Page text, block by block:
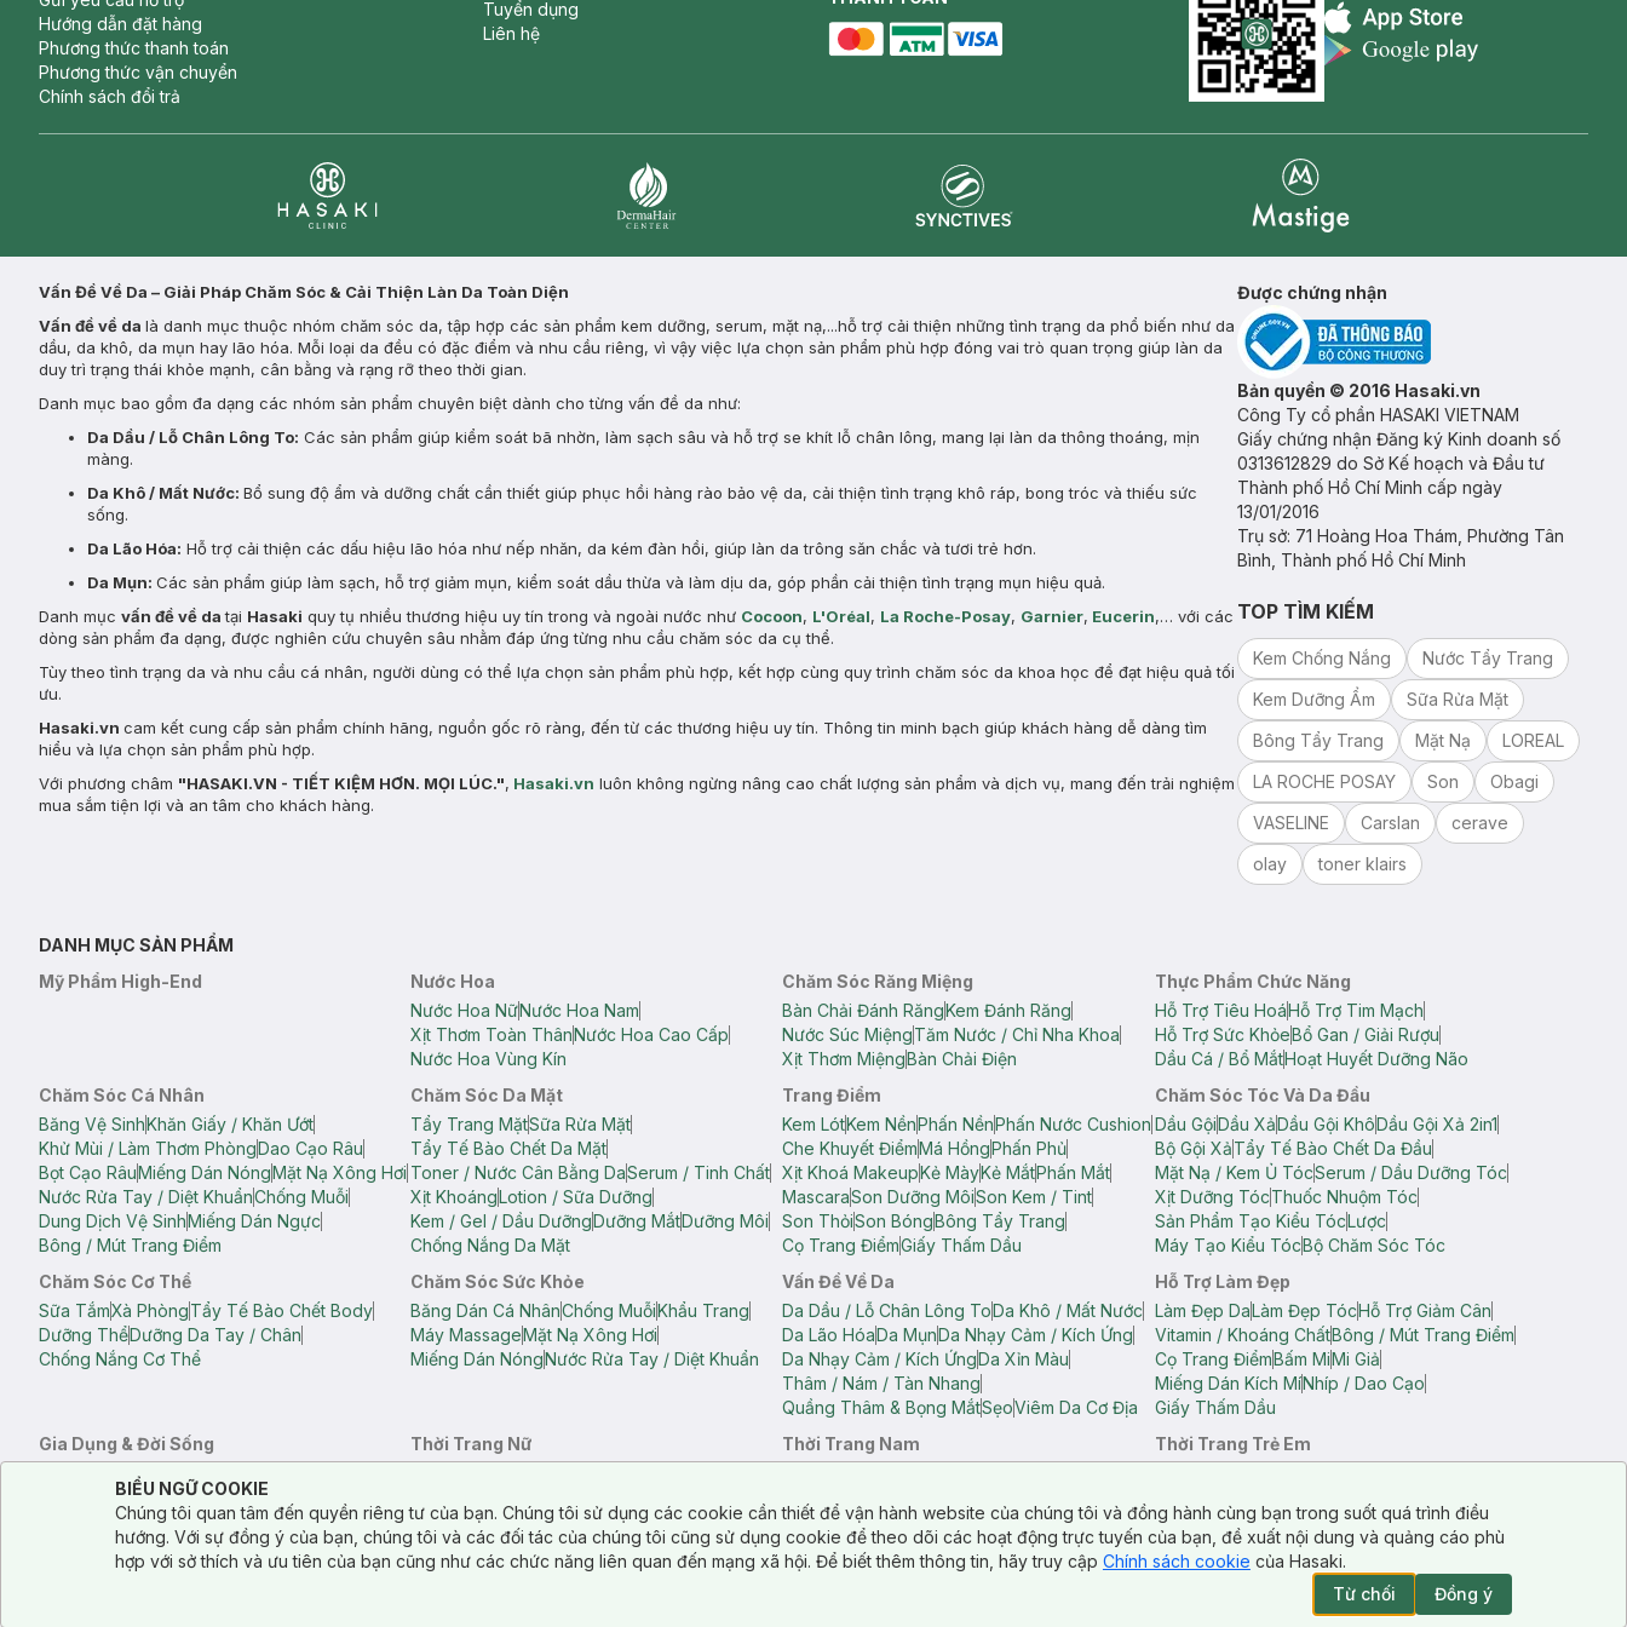
Hướng dẫn đặt hàng
Phương thức thanh toán
Phương thức vận chuyển
Chính sách đổi trả
Tuyển dụng
Liên hệ
Appstore icon
Vấn Đề Về Da – Giải Pháp Chăm Sóc & Cải Thiện Làn Da Toàn Diện
Vấn đề về da là danh mục thuộc nhóm chăm sóc da, tập hợp các sản phẩm kem dưỡng, serum, mặt nạ,...hỗ trợ cải thiện những tình trạng da phổ biến như da
dầu, da khô, da mụn hay lão hóa. Mỗi loại da đều có đặc điểm và nhu cầu riêng, vì vậy việc lựa chọn sản phẩm phù hợp đóng vai trò quan trọng giúp làn da
duy trì trạng thái khỏe mạnh, cân bằng và rạng rỡ theo thời gian.
Danh mục bao gồm đa dạng các nhóm sản phẩm chuyên biệt dành cho từng vấn đề da như:
Da Dầu / Lỗ Chân Lông To: Các sản phẩm giúp kiểm soát bã nhờn, làm sạch sâu và hỗ trợ se khít lỗ chân lông, mang lại làn da thông thoáng, mịn
màng.
Da Khô / Mất Nước: Bổ sung độ ẩm và dưỡng chất cần thiết giúp phục hồi hàng rào bảo vệ da, cải thiện tình trạng khô ráp, bong tróc và thiếu sức
sống.
Da Lão Hóa: Hỗ trợ cải thiện các dấu hiệu lão hóa như nếp nhăn, da kém đàn hồi, giúp làn da trông săn chắc và tươi trẻ hơn.
Da Mụn: Các sản phẩm giúp làm sạch, hỗ trợ giảm mụn, kiểm soát dầu thừa và làm dịu da, góp phần cải thiện tình trạng mụn hiệu quả.
Danh mục vấn đề về datại Hasaki quy tụ nhiều thương hiệu uy tín trong và ngoài nước như Cocoon, L'Oréal, La Roche-Posay, Garnier, Eucerin,… với các
dòng sản phẩm đa dạng, được nghiên cứu chuyên sâu nhằm đáp ứng từng nhu cầu chăm sóc da cụ thể.
Tùy theo tình trạng da và nhu cầu cá nhân, người dùng có thể lựa chọn sản phẩm phù hợp, kết hợp cùng quy trình chăm sóc da khoa học để đạt hiệu quả tối
ưu.
Hasaki.vn cam kết cung cấp sản phẩm chính hãng, nguồn gốc rõ ràng, đến từ các thương hiệu uy tín. Thông tin minh bạch giúp khách hàng dễ dàng tìm
hiểu và lựa chọn sản phẩm phù hợp.
Với phương châm "HASAKI.VN - TIẾT KIỆM HƠN. MỌI LÚC.", Hasaki.vn luôn không ngừng nâng cao chất lượng sản phẩm và dịch vụ, mang đến trải nghiệm
mua sắm tiện lợi và an tâm cho khách hàng.
Được chứng nhận
Bản quyền © 2016 Hasaki.vn
Công Ty cổ phần HASAKI VIETNAM
Giấy chứng nhận Đăng ký Kinh doanh số
0313612829 do Sở Kế hoạch và Đầu tư
Thành phố Hồ Chí Minh cấp ngày
13/01/2016
Trụ sở: 71 Hoàng Hoa Thám, Phường Tân
Bình, Thành phố Hồ Chí Minh
TOP TÌM KIẾM
Kem Chống Nắng
Nước Tẩy Trang
Kem Dưỡng Ẩm
Sữa Rửa Mặt
Bông Tẩy Trang
Mặt Nạ
LOREAL
LA ROCHE POSAY
Son
Obagi
VASELINE
Carslan
cerave
olay
toner klairs
DANH MỤC SẢN PHẨM
Mỹ Phẩm High-End
Nước Hoa
Nước Hoa NữNước Hoa Nam
Xịt Thơm Toàn ThânNước Hoa Cao Cấp
Nước Hoa Vùng Kín
Chăm Sóc Răng Miệng
Bàn Chải Đánh RăngKem Đánh Răng
Nước Súc MiệngTăm Nước / Chỉ Nha Khoa
Xịt Thơm MiệngBàn Chải Điện
Thực Phẩm Chức Năng
Hỗ Trợ Tiêu HoáHỗ Trợ Tim Mạch
Hỗ Trợ Sức KhỏeBổ Gan / Giải Rượu
Dầu Cá / Bổ MắtHoạt Huyết Dưỡng Não
Chăm Sóc Cá Nhân
Băng Vệ SinhKhăn Giấy / Khăn Ướt
Khử Mùi / Làm Thơm PhòngDao Cạo Râu
Bọt Cạo RâuMiếng Dán NóngMặt Nạ Xông Hơi
Nước Rửa Tay / Diệt KhuẩnChống Muỗi
Dung Dịch Vệ SinhMiếng Dán Ngực
Bông / Mút Trang Điểm
Chăm Sóc Da Mặt
Tẩy Trang MặtSữa Rửa Mặt
Tẩy Tế Bào Chết Da Mặt
Toner / Nước Cân Bằng DaSerum / Tinh Chất
Xịt KhoángLotion / Sữa Dưỡng
Kem / Gel / Dầu DưỡngDưỡng MắtDưỡng Môi
Chống Nắng Da Mặt
Trang Điểm
Kem LótKem NềnPhấn NềnPhấn Nước Cushion
Che Khuyết ĐiểmMá HồngPhấn Phủ
Xịt Khoá MakeupKẻ MàyKẻ MắtPhấn Mắt
MascaraSon Dưỡng MôiSon Kem / Tint
Son ThỏiSon BóngBông Tẩy Trang
Cọ Trang ĐiểmGiấy Thấm Dầu
Chăm Sóc Tóc Và Da Đầu
Dầu GộiDầu XảDầu Gội KhôDầu Gội Xả 2in1
Bộ Gội XảTẩy Tế Bào Chết Da Đầu
Mặt Nạ / Kem Ủ TócSerum / Dầu Dưỡng Tóc
Xịt Dưỡng TócThuốc Nhuộm Tóc
Sản Phẩm Tạo Kiểu TócLược
Máy Tạo Kiểu TócBộ Chăm Sóc Tóc
Chăm Sóc Cơ Thể
Sữa TắmXà PhòngTẩy Tế Bào Chết Body
Dưỡng ThểDưỡng Da Tay / Chân
Chống Nắng Cơ Thể
Chăm Sóc Sức Khỏe
Băng Dán Cá NhânChống MuỗiKhẩu Trang
Máy MassageMặt Nạ Xông Hơi
Miếng Dán NóngNước Rửa Tay / Diệt Khuẩn
Vấn Đề Về Da
Da Dầu / Lỗ Chân Lông ToDa Khô / Mất Nước
Da Lão HóaDa MụnDa Nhạy Cảm / Kích Ứng
Da Nhạy Cảm / Kích ỨngDa Xỉn Màu
Thâm / Nám / Tàn Nhang
Quầng Thâm & Bọng MắtSẹoViêm Da Cơ Địa
Hỗ Trợ Làm Đẹp
Làm Đẹp DaLàm Đẹp TócHỗ Trợ Giảm Cân
Vitamin / Khoáng ChấtBông / Mút Trang Điểm
Cọ Trang ĐiểmBấm MiMi Giả
Miếng Dán Kích MíNhíp / Dao Cạo
Giấy Thấm Dầu
Gia Dụng & Đời Sống
Bông Tắm / Phụ Kiện Tắm
Phụ Kiện Điện Thoại Quạt Cầm Tay / Quạt Mini
Khử Mùi / Làm Thơm PhòngNước GiặtNước Xả
Thời Trang Nữ
Quần Lót NữQuần Short Nữ
Thời Trang Nam
Thời Trang Trẻ Em
Túi Xách
Cookie Consent
Notice about cookies usage
BIỂU NGỮ COOKIE
Chúng tôi quan tâm đến quyền riêng tư của bạn. Chúng tôi sử dụng các cookie cần thiết để vận hành website của chúng tôi và đồng hành cùng bạn trong suốt quá trình điều
hướng. Với sự đồng ý của bạn, chúng tôi và các đối tác của chúng tôi cũng sử dụng cookie để theo dõi các hoạt động trực tuyến của bạn, đề xuất nội dung và quảng cáo phù
hợp với sở thích và ưu tiên của bạn cũng như các chức năng liên quan đến mạng xã hội. Để biết thêm thông tin, hãy truy cập Chính sách cookie của Hasaki.
Từ chối
Đồng ý